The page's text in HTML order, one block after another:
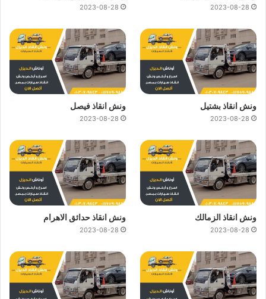
2023-08-28
2023-08-28
ونش انقاذ بشتيل
2023-08-28
ونش انقاذ فيصل
2023-08-28
ونش انقاذ الزمالك
2023-08-28
ونش انقاذ حدائق الاهرام
2023-08-28